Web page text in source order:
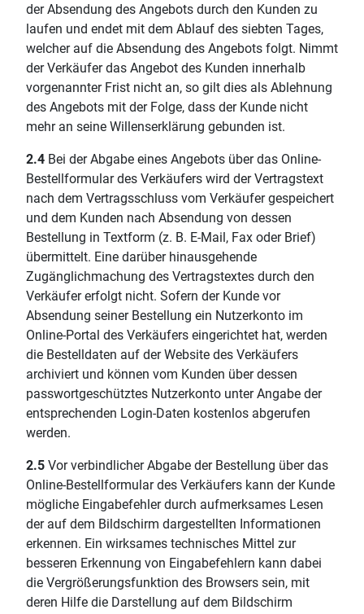
der Absendung des Angebots durch den Kunden zu
laufen und endet mit dem Ablauf des siebten Tages,
welcher auf die Absendung des Angebots folgt. Nimmt
der Verkäufer das Angebot des Kunden innerhalb
vorgenannter Frist nicht an, so gilt dies als Ablehnung
des Angebots mit der Folge, dass der Kunde nicht
mehr an seine Willenserklärung gebunden ist.
2.4 Bei der Abgabe eines Angebots über das Online-
Bestellformular des Verkäufers wird der Vertragstext
nach dem Vertragsschluss vom Verkäufer gespeichert
und dem Kunden nach Absendung von dessen
Bestellung in Textform (z. B. E-Mail, Fax oder Brief)
übermittelt. Eine darüber hinausgehende
Zugänglichmachung des Vertragstextes durch den
Verkäufer erfolgt nicht. Sofern der Kunde vor
Absendung seiner Bestellung ein Nutzerkonto im
Online-Portal des Verkäufers eingerichtet hat, werden
die Bestelldaten auf der Website des Verkäufers
archiviert und können vom Kunden über dessen
passwortgeschütztes Nutzerkonto unter Angabe der
entsprechenden Login-Daten kostenlos abgerufen
werden.
2.5 Vor verbindlicher Abgabe der Bestellung über das
Online-Bestellformular des Verkäufers kann der Kunde
mögliche Eingabefehler durch aufmerksames Lesen
der auf dem Bildschirm dargestellten Informationen
erkennen. Ein wirksames technisches Mittel zur
besseren Erkennung von Eingabefehlern kann dabei
die Vergrößerungsfunktion des Browsers sein, mit
deren Hilfe die Darstellung auf dem Bildschirm